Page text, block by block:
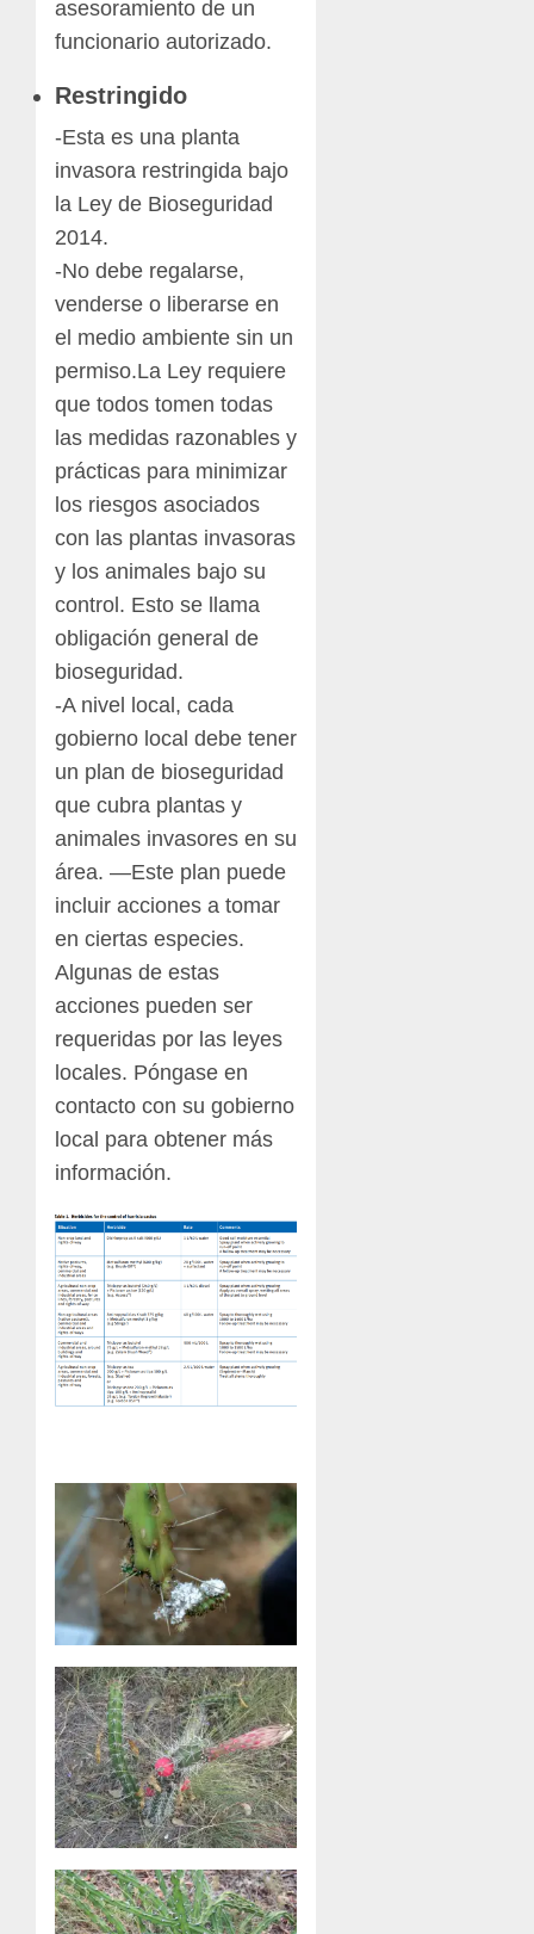
asesoramiento de un
funcionario autorizado.
Restringido
-Esta es una planta
invasora restringida bajo
la Ley de Bioseguridad
2014.
-No debe regalarse,
venderse o liberarse en
el medio ambiente sin un
permiso.La Ley requiere
que todos tomen todas
las medidas razonables y
prácticas para minimizar
los riesgos asociados
con las plantas invasoras
y los animales bajo su
control. Esto se llama
obligación general de
bioseguridad.
-A nivel local, cada
gobierno local debe tener
un plan de bioseguridad
que cubra plantas y
animales invasores en su
área. —Este plan puede
incluir acciones a tomar
en ciertas especies.
Algunas de estas
acciones pueden ser
requeridas por las leyes
locales. Póngase en
contacto con su gobierno
local para obtener más
información.